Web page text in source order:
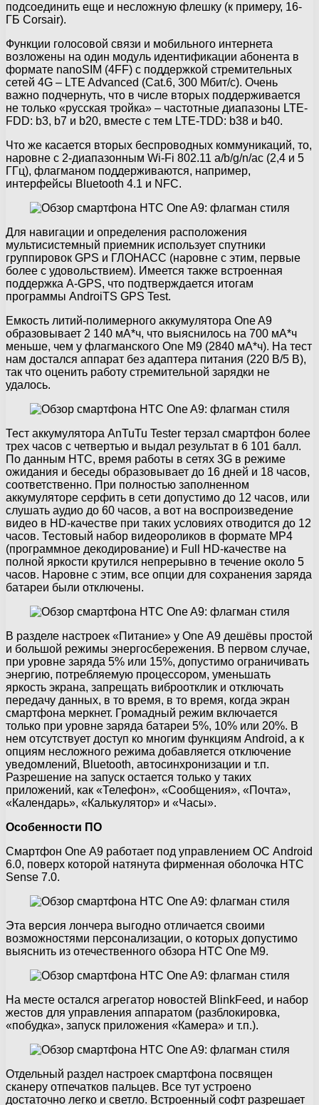
подсоединить еще и несложную флешку (к примеру, 16-
ГБ Corsair).
Функции голосовой связи и мобильного интернета
возложены на один модуль идентификации абонента в
формате nanoSIM (4FF) с поддержкой стремительных
сетей 4G – LTE Advanced (Cat.6, 300 Мбит/с). Очень
важно подчернуть, что в числе вторых поддерживается
не только «русская тройка» – частотные диапазоны LTE-
FDD: b3, b7 и b20, вместе с тем LTE-TDD: b38 и b40.
Что же касается вторых беспроводных коммуникаций, то,
наровне с 2-диапазонным Wi-Fi 802.11 a/b/g/n/ac (2,4 и 5
ГГц), флагманом поддерживаются, например,
интерфейсы Bluetooth 4.1 и NFC.
Для навигации и определения расположения
мультисистемный приемник использует спутники
группировок GPS и ГЛОНАСС (наровне с этим, первые
более с удовольствием). Имеется также встроенная
поддержка A-GPS, что подтверждается итогам
программы AndroiTS GPS Test.
Емкость литий-полимерного аккумулятора One A9
образовывает 2 140 мА*ч, что выяснилось на 700 мА*ч
меньше, чем у флагманского One M9 (2840 мА*ч). На тест
нам достался аппарат без адаптера питания (220 В/5 В),
так что оценить работу стремительной зарядки не
удалось.
Тест аккумулятора AnTuTu Tester терзал смартфон более
трех часов с четвертью и выдал результат в 6 101 балл.
По данным HTC, время работы в сетях 3G в режиме
ожидания и беседы образовывает до 16 дней и 18 часов,
соответственно. При полностью заполненном
аккумуляторе серфить в сети допустимо до 12 часов, или
слушать аудио до 60 часов, а вот на воспроизведение
видео в HD-качестве при таких условиях отводится до 12
часов. Тестовый набор видеороликов в формате MP4
(программное декодирование) и Full HD-качестве на
полной яркости крутился непрерывно в течение около 5
часов. Наровне с этим, все опции для сохранения заряда
батареи были отключены.
В разделе настроек «Питание» у One А9 дешёвы простой
и большой режимы энергосбережения. В первом случае,
при уровне заряда 5% или 15%, допустимо ограничивать
энергию, потребляемую процессором, уменьшать
яркость экрана, запрещать виброотклик и отключать
передачу данных, в то время, в то время, когда экран
смартфона меркнет. Громадный режим включается
только при уровне заряда батареи 5%, 10% или 20%. В
нем отсутствует доступ ко многим функциям Android, а к
опциям несложного режима добавляется отключение
уведомлений, Bluetooth, автосинхронизации и т.п.
Разрешение на запуск остается только у таких
приложений, как «Телефон», «Сообщения», «Почта»,
«Календарь», «Калькулятор» и «Часы».
Особенности ПО
Смартфон One А9 работает под управлением ОС Android
6.0, поверх которой натянута фирменная оболочка HTC
Sense 7.0.
Эта версия лончера выгодно отличается своими
возможностями персонализации, о которых допустимо
выяснить из отечественного обзора HTC One M9.
На месте остался агрегатор новостей BlinkFeed, и набор
жестов для управления аппаратом (разблокировка,
«побудка», запуск приложения «Камера» и т.п.).
Отдельный раздел настроек смартфона посвящен
сканеру отпечатков пальцев. Все тут устроено
достаточно легко и светло. Встроенный софт разрешает